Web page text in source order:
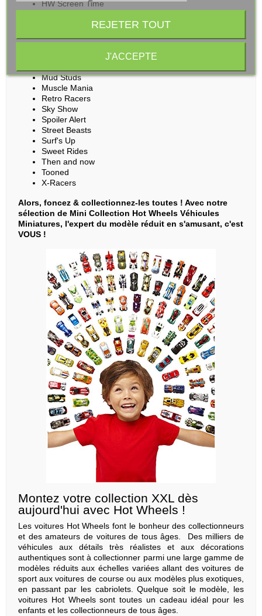
HW Screen Time
Mud Studs
Muscle Mania
Retro Racers
Sky Show
Spoiler Alert
Street Beasts
Surf's Up
Sweet Rides
Then and now
Tooned
X-Racers
Alors, foncez & collectionnez-les toutes ! Avec notre
sélection de Mini Collection Hot Wheels Véhicules
Miniatures, l'expert du modèle réduit en s'amusant, c'est
VOUS !
Montez votre collection XXL dès
aujourd'hui avec Hot Wheels !
Les voitures Hot Wheels font le bonheur des collectionneurs
et des amateurs de voitures de tous âges. Des milliers de
véhicules aux détails très réalistes et aux décorations
authentiques sont à collectionner parmi une large gamme de
modèles réduits aux échelles variées allant des voitures de
sport aux voitures de course ou aux modèles plus exotiques,
en passant par les cabriolets. Quelque soit le modèle, les
voitures Hot Wheels sont toutes un cadeau idéal pour les
enfants et les collectionneurs de tous âges.
REJETER TOUT
J'ACCEPTE